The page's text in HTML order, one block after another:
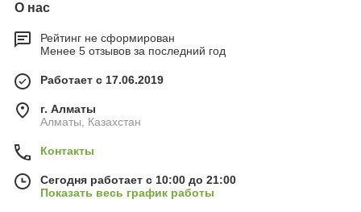
О нас
Рейтинг не сформирован
Менее 5 отзывов за последний год
Работает с 17.06.2019
г. Алматы
Алматы, Казахстан
Контакты
Сегодня работает с 10:00 до 21:00
Показать весь график работы